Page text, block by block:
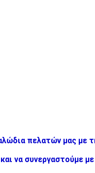
πελατών μας με
να συνεργαστούμε